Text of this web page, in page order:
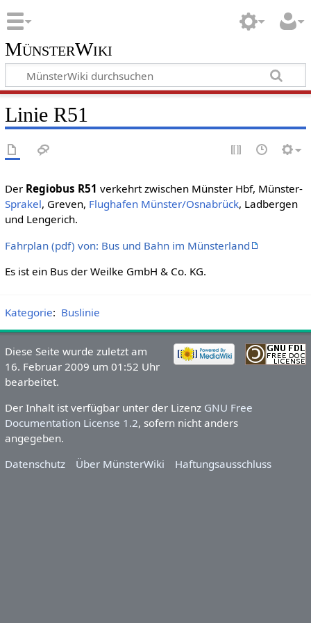
MünsterWiki
Linie R51
Der Regiobus R51 verkehrt zwischen Münster Hbf, Münster-
Sprakel, Greven, Flughafen Münster/Osnabrück, Ladbergen
und Lengerich.
Fahrplan (pdf) von: Bus und Bahn im Münsterland
Es ist ein Bus der Weilke GmbH & Co. KG.
Kategorie: Buslinie
Diese Seite wurde zuletzt am
16. Februar 2009 um 01:52 Uhr
bearbeitet.
Der Inhalt ist verfügbar unter der Lizenz GNU Free
Documentation License 1.2, sofern nicht anders
angegeben.
Datenschutz
Über MünsterWiki Haftungsausschluss